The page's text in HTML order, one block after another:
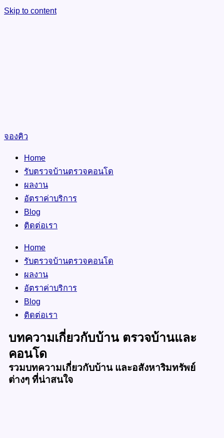
Skip to content
จองคิว
Home
รับตรวจบ้านตรวจคอนโด
ผลงาน
อัตราค่าบริการ
Blog
ติดต่อเรา
Home
รับตรวจบ้านตรวจคอนโด
ผลงาน
อัตราค่าบริการ
Blog
ติดต่อเรา
บทความเกี่ยวกับบ้าน ตรวจบ้านและ
คอนโด
รวมบทความเกี่ยวกับบ้าน และอสังหาริมทรัพย์
ต่างๆ ที่น่าสนใจ